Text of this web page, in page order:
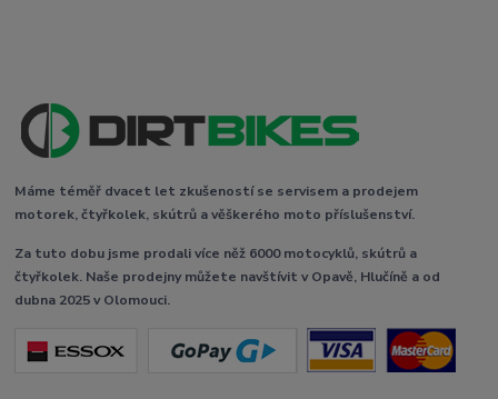
Máme téměř dvacet let zkušeností se servisem a prodejem
motorek, čtyřkolek, skútrů a věškerého moto příslušenství.
Za tuto dobu jsme prodali více něž 6000 motocyklů, skútrů a
čtyřkolek. Naše prodejny můžete navštívit v Opavě, Hlučíně a od
dubna 2025 v Olomouci.